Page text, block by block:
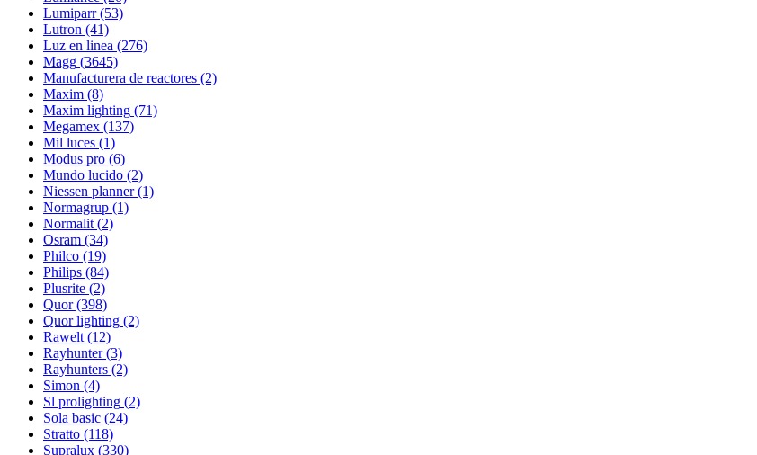
Lumiparr (53)
Lutron (41)
Luz en linea (276)
Magg (3645)
Manufacturera de reactores (2)
Maxim (8)
Maxim lighting (71)
Megamex (137)
Mil luces (1)
Modus pro (6)
Mundo lucido (2)
Niessen planner (1)
Normagrup (1)
Normalit (2)
Osram (34)
Philco (19)
Philips (84)
Plusrite (2)
Quor (398)
Quor lighting (2)
Rawelt (12)
Rayhunter (3)
Rayhunters (2)
Simon (4)
Sl prolighting (2)
Sola basic (24)
Stratto (118)
Supralux (330)